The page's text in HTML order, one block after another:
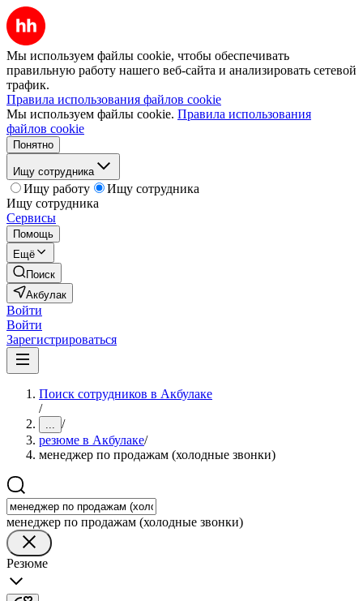
Мы используем файлы cookie, чтобы обеспечивать
правильную работу нашего веб-сайта и анализировать сетевой
трафик.
Правила использования файлов cookie
Мы используем файлы cookie. Правила использования
файлов cookie
Понятно
Ищу сотрудника
Ищу работу
Ищу сотрудника
Ищу сотрудника
Сервисы
Помощь
Ещё
Поиск
Акбулак
Войти
Войти
Зарегистрироваться
Поиск сотрудников в Акбулаке
/
... /
резюме в Акбулаке/
менеджер по продажам (холодные звонки)
менеджер по продажам (холодные звонки)
Резюме